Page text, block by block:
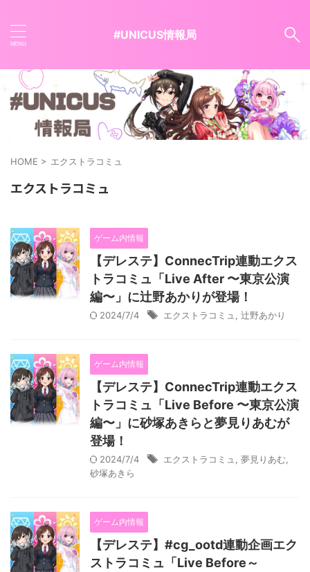
#UNICUS情報局
HOME > エクストラコミュ
エクストラコミュ
ゲーム内情報
【デレステ】ConnecTrip連動エクス
トラコミュ「Live After 〜東京公演
編〜」に辻野あかりが登場！
2024/7/4 エクストラコミュ 辻野あかり
ゲーム内情報
【デレステ】ConnecTrip連動エクス
トラコミュ「Live Before 〜東京公演
編〜」に砂塚あきらと夢見りあむが
登場！
2024/7/4 エクストラコミュ 夢見りあむ
砂塚あきら
ゲーム内情報
【デレステ】#cg_ootd連動企画エク
ストラコミュ「Live Before～